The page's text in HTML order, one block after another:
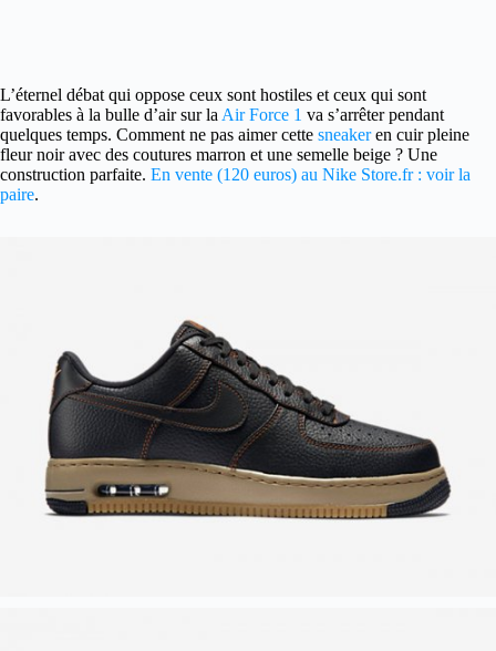
L’éternel débat qui oppose ceux sont hostiles et ceux qui sont
favorables à la bulle d’air sur la Air Force 1 va s’arrêterpendant
quelques temps. Comment ne pas aimer cette sneakeren cuir pleine
fleur noir avec des coutures marron et une semelle beige ? Une
construction parfaite. En vente (120 euros) au Nike Store.fr : voir la
paire.